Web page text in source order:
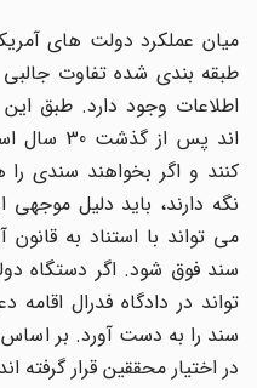
میان عملکرد دولت های
طبقه بندی شده تفاوت جالبی
اطلاعات وجود دارد. طبق
اند پس از
کنند و اگر بخواهند سندی
نگه دارند، باید دلیل موجهی
می تواند با استناد به قانون
سند فوق شود. اگر دستگاه
تواند در دادگاه فدرال اقامه
سند را به دست آورد. بر اساس
در اختیار محققین قرار گرفته اند.